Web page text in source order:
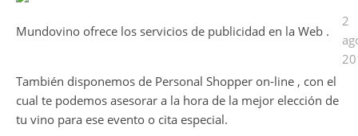
Mundovino ofrece los servicios de publicidad en la Web .
También disponemos de Personal Shopper on-line , con el
cual te podemos asesorar a la hora de la mejor elección de
tu vino para ese evento o cita especial.
2